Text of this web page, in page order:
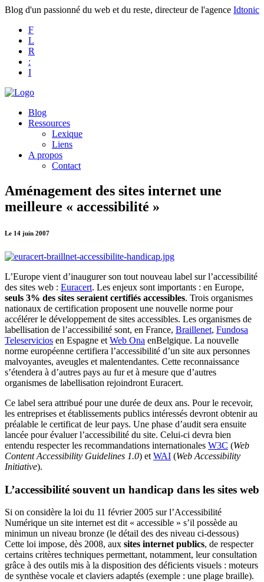
Blog d'un passionné du web et du reste, directeur de l'agence Idtonic
F
L
R
:
I
Blog
Ressources
Lexique
Liens
A propos
Contact
Aménagement des sites internet une
meilleure « accessibilité »
Le 14 juin 2007
L’Europe vient d’inaugurer son tout nouveau label sur l’accessibilité
des sites web : Euracert. Les enjeux sont importants : en Europe,
seuls 3% des sites seraient certifiés accessibles. Trois organismes
nationaux de certification proposent une nouvelle norme pour
accélérer le développement de sites accessibles. Les organismes de
labellisation de l’accessibilité sont, en France, Braillenet, Fundosa
Teleservicios en Espagne et Web Ona enBelgique. La nouvelle
norme européenne certifiera l’accessibilité d’un site aux personnes
malvoyantes, aveugles et malentendantes. Cette reconnaissance
s’étendera à d’autres pays au fur et à mesure que d’autres
organismes de labellisation rejoindront Euracert.
Ce label sera attribué pour une durée de deux ans. Pour le recevoir,
les entreprises et établissements publics intéressés devront obtenir au
préalable le certificat de leur pays. Une phase d’audit sera ensuite
lancée pour évaluer l’accessibilité du site. Celui-ci devra bien
entendu respecter les recommandations internationales W3C (Web
Content Accessibility Guidelines 1.0) et WAI (Web Accessibility
Initiative).
L’accessibilité souvent un handicap dans les sites web
Si on considère la loi du 11 février 2005 sur l’Accessibilité
Numérique un site internet est dit « accessible » s’il possède au
minimun un niveau bronze (le détail des des niveau ci-dessous)
Cette loi impose, dès 2008, aux sites internet publics, de respecter
certains critères techniques permettant, notamment, leur consultation
grâce à des outils mis à la disposition des déficients visuels : moteurs
de synthèse vocale et claviers adaptés (exemple : une plage braille).